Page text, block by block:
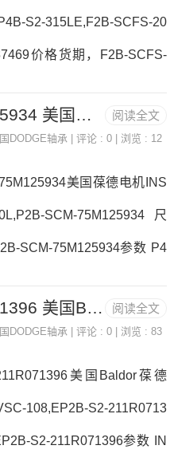
日本EASE轴承1610X3/4
参数1610X3/4-KW117158价
4-KW117158，RALE
S2-315LE,F2B-SCFS-20
价格货期，F2B-SCFS-
轴承F2B-SCFS-20M-SHFS
本EASE轴承F2B-SCFS-20
价格P4B-IP-307LEP2B-
本EASE轴承F2B-SCFS-20
价格,F2B-SCFS-20M-SHFS
阅读全文
P2B-SCM-75M 125934 美国葆德电机 F3R-S2-108L
DODGE轴承 | 评论 : 0 | 浏览 : 12
美国葆德电机INS
SCM-75M125934尺
SCM-75M125934参数 P4
家P2B-IP-215REP2B-SCA
SC-75M日本E
SCM-75M125934参数P2
价格,P2B-SCM-75M
阅读全文
EP2B-S2-211R 071396 美国Baldor葆德电机 F4B-SXR-111
DODGE轴承 | 评论 : 0 | 浏览 : 83
美国Baldor葆德
108,EP2B-S2-211R0713
S2-211R071396参数 IN